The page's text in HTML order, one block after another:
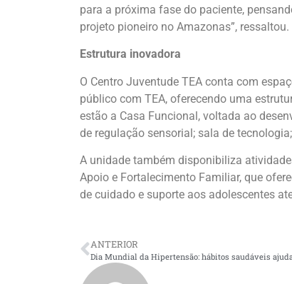
para a próxima fase do paciente,
projeto pioneiro no Amazonas”, ressaltou.
Estrutura inovadora
O Centro Juventude TEA conta com
público com TEA, oferecendo uma
estão a Casa Funcional, voltada ao
de regulação sensorial; sala de
A unidade também disponibiliza
Apoio e Fortalecimento Familiar, que
de cuidado e suporte aos adolescentes
ANTERIOR